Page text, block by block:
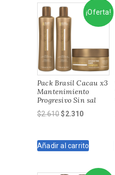
¡Oferta!
Pack Brasil Cacau x3
Mantenimiento
Progresivo Sin sal
$2.610El
era:
$2.310El
es:
Añadir al carrito